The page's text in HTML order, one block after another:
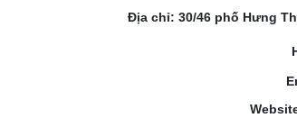
Địa chỉ: 30/46 phố Hưng